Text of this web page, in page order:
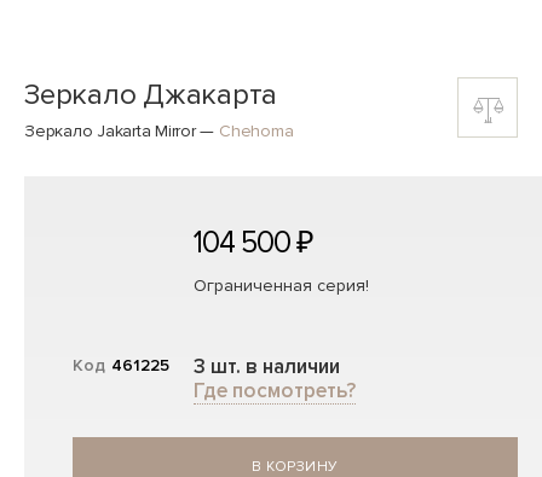
Зеркало Джакарта
Зеркало Jakarta Mirror— Chehoma
Код 461225
104 500 ₽
Ограниченная серия!
3 шт. в наличии
Где посмотреть?
В КОРЗИНУ